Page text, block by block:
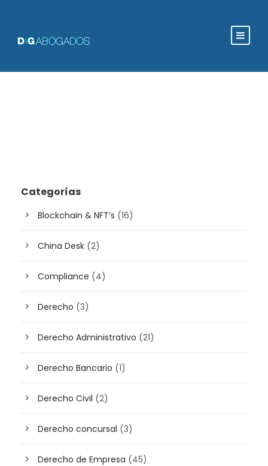
Categorías
Blockchain & NFT’s (16)
China Desk (2)
Compliance (4)
Derecho (3)
Derecho Administrativo (21)
Derecho Bancario (1)
Derecho Civil (2)
Derecho concursal (3)
Derecho de Empresa (45)